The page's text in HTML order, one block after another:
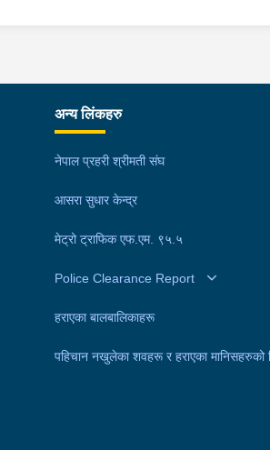
अन्य लिंकहरु
नेपाल प्रहरी श्रीमती संघ
आसरा सुधार केन्द्र
मेट्रो ट्राफिक एफ.एम. ९५.५
Police Clearance Report
हराएका बालबालिकाहरू
पहिचान नखुलेका शवहरू र हराएका मानिसहरुको